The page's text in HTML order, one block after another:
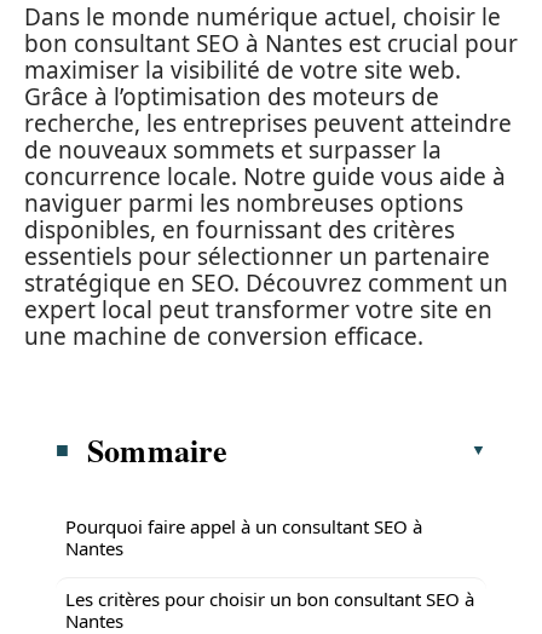
Dans le monde numérique actuel, choisir le
bon consultant SEO à Nantes est crucial pour
maximiser la visibilité de votre site web.
Grâce à l’optimisation des moteurs de
recherche, les entreprises peuvent atteindre
de nouveaux sommets et surpasser la
concurrence locale. Notre guide vous aide à
naviguer parmi les nombreuses options
disponibles, en fournissant des critères
essentiels pour sélectionner un partenaire
stratégique en SEO. Découvrez comment un
expert local peut transformer votre site en
une machine de conversion efficace.
Sommaire
Pourquoi faire appel à un consultant SEO à
Nantes
Les critères pour choisir un bon consultant SEO à
Nantes